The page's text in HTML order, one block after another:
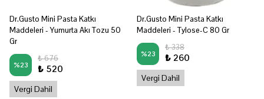
Dr.Gusto Mini Pasta Katkı
Maddeleri - Yumurta Akı Tozu 50
Gr
%23
₺ 676
₺ 520
Vergi Dahil
Dr.Gusto Mini Pasta Katkı
Maddeleri - Tylose-C 80 Gr
%23
₺ 338
₺ 260
Vergi Dahil